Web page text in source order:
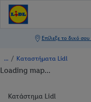
/ Καταστήματα Lidl
Loading map...
Κατάστημα Lidl